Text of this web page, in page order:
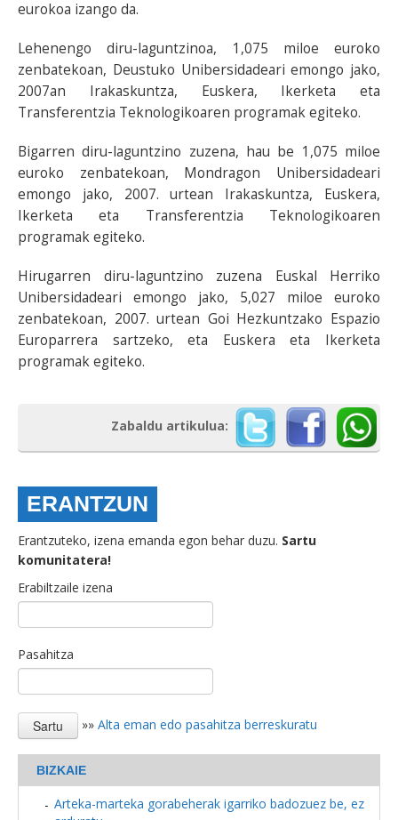
eurokoa izango da.
Lehenengo diru-laguntzinoa, 1,075 miloe euroko
zenbatekoan, Deustuko Unibersidadeari emongo jako,
2007an Irakaskuntza, Euskera, Ikerketa eta
Transferentzia Teknologikoaren programak egiteko.
Bigarren diru-laguntzino zuzena, hau be 1,075 miloe
euroko zenbatekoan, Mondragon Unibersidadeari
emongo jako, 2007. urtean Irakaskuntza, Euskera,
Ikerketa eta Transferentzia Teknologikoaren
programak egiteko.
Hirugarren diru-laguntzino zuzena Euskal Herriko
Unibersidadeari emongo jako, 5,027 miloe euroko
zenbatekoan, 2007. urtean Goi Hezkuntzako Espazio
Europarrera sartzeko, eta Euskera eta Ikerketa
programak egiteko.
Zabaldu artikulua:
ERANTZUN
Erantzuteko, izena emanda egon behar duzu. Sartu
komunitatera!
Erabiltzaile izena
Pasahitza
»» Alta eman edo pasahitza berreskuratu
BIZKAIE
Arteka-marteka gorabeherak igarriko badozuez be, ez